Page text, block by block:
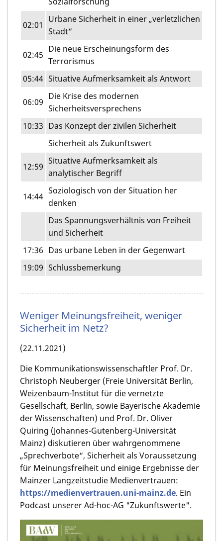
02:01
Urbane Sicherheit in einer „verletzlichen
Stadt“
02:45
Die neue Erscheinungsform des
Terrorismus
05:44 Situative Aufmerksamkeit als Antwort
06:09
Die Krise des modernen
Sicherheitsversprechens
10:33 Das Konzept der zivilen Sicherheit
Sicherheit als Zukunftswert
12:59
Situative Aufmerksamkeit als
analytischer Begriff
14:44
Soziologisch von der Situation her
denken
Das Spannungsverhältnis von Freiheit
und Sicherheit
17:36 Das urbane Leben in der Gegenwart
19:09 Schlussbemerkung
Weniger Meinungsfreiheit, weniger
Sicherheit im Netz?
(22.11.2021)
Die Kommunikationswissenschaftler Prof. Dr.
Christoph Neuberger (Freie Universität Berlin,
Weizenbaum-Institut für die vernetzte
Gesellschaft, Berlin, sowie Bayerische Akademie
der Wissenschaften) und Prof. Dr. Oliver
Quiring (Johannes-Gutenberg-Universität
Mainz) diskutieren über wahrgenommene
„Sprechverbote“, Sicherheit als Voraussetzung
für Meinungsfreiheit und einige Ergebnisse der
Mainzer Langzeitstudie Medienvertrauen:
https://medienvertrauen.uni-mainz.de. Ein
Podcast unserer Ad-hoc-AG "Zukunftswerte".